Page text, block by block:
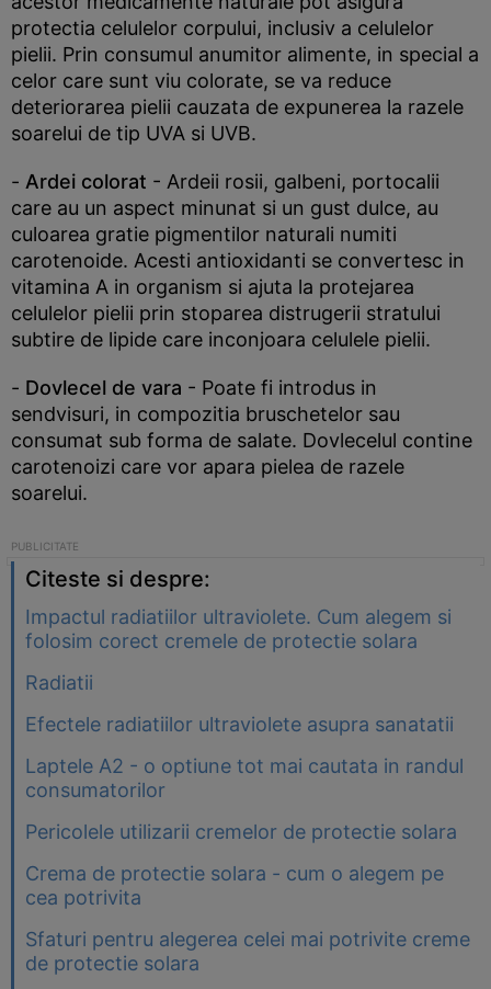
protectia celulelor corpului, inclusiv a celulelor
pielii. Prin consumul anumitor alimente, in special a
celor care sunt viu colorate, se va reduce
deteriorarea pielii cauzata de expunerea la razele
soarelui de tip UVA si UVB.
- Ardei colorat - Ardeii rosii, galbeni, portocalii
care au un aspect minunat si un gust dulce, au
culoarea gratie pigmentilor naturali numiti
carotenoide. Acesti antioxidanti se convertesc in
vitamina A in organism si ajuta la protejarea
celulelor pielii prin stoparea distrugerii stratului
subtire de lipide care inconjoara celulele pielii.
- Dovlecel de vara - Poate fi introdus in
sendvisuri, in compozitia bruschetelor sau
consumat sub forma de salate. Dovlecelul contine
carotenoizi care vor apara pielea de razele
soarelui.
Citeste si despre:
Impactul radiatiilor ultraviolete. Cum alegem si
folosim corect cremele de protectie solara
Radiatii
Efectele radiatiilor ultraviolete asupra sanatatii
Laptele A2 - o optiune tot mai cautata in randul
consumatorilor
Pericolele utilizarii cremelor de protectie solara
Crema de protectie solara - cum o alegem pe
cea potrivita
Sfaturi pentru alegerea celei mai potrivite creme
de protectie solara